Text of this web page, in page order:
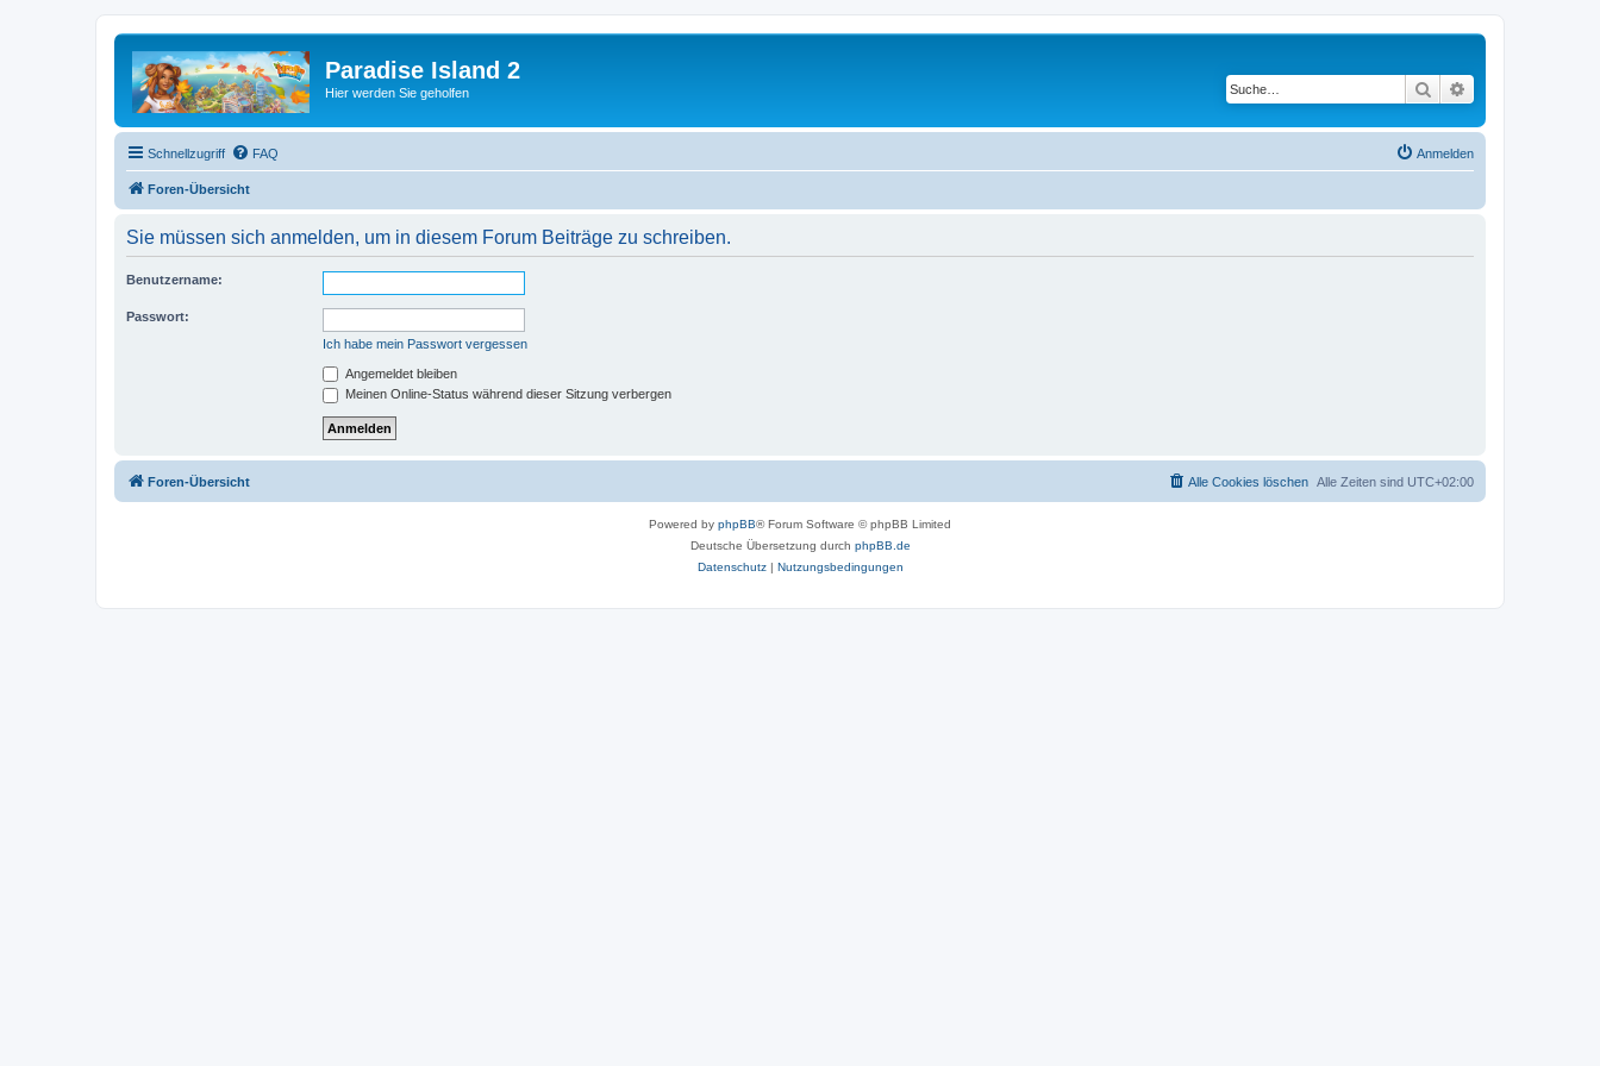
Paradise Island 2
Hier werden Sie geholfen Suche
Schnellzugriff FAQ Anmelden
Foren-Übersicht
Sie müssen sich anmelden, um in diesem Forum Beiträge zu schreiben.
Benutzername:
Passwort:
Ich habe mein Passwort vergessen
Angemeldet bleiben
Meinen Online-Status während dieser Sitzung verbergen
Foren-Übersicht Alle Zeiten sind UTC+02:00
Alle Cookies löschen
Powered by phpBB® Forum Software © phpBB Limited
Deutsche Übersetzung durch phpBB.de
Datenschutz| Nutzungsbedingungen